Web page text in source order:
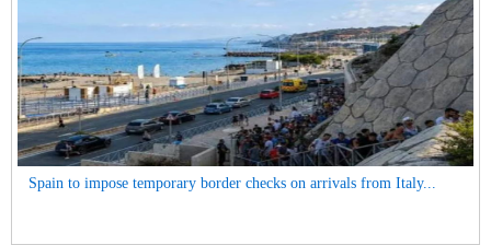
Spain to impose temporary border checks on arrivals from Italy...